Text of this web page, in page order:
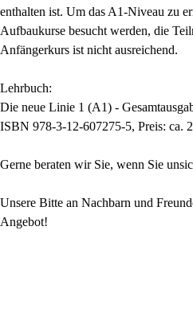
enthalten ist. Um das A1-Niveau zu
Aufbaukurse besucht werden, die
Anfängerkurs ist nicht ausreichend.
Lehrbuch:
Die neue Linie 1 (A1) -
ISBN 978-3-12-607275-5, Preis: ca.
Gerne beraten wir Sie, wenn Sie
Unsere Bitte an Nachbarn und
Angebot!